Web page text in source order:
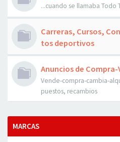
...cuando se llamaba Todo
Carreras, Cursos,
tos deportivos
Anuncios de
Vende-compra-cambia-
puestos, recambios
MARCAS